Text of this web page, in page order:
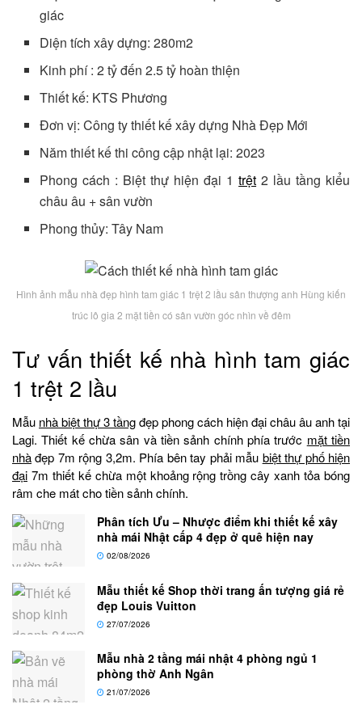
giác
Diện tích xây dựng: 280m2
Kinh phí : 2 tỷ đến 2.5 tỷ hoàn thiện
Thiết kế: KTS Phương
Đơn vị: Công ty thiết kế xây dựng Nhà Đẹp Mới
Năm thiết kế thi công cập nhật lại: 2023
Phong cách : Biệt thự hiện đại 1trệt 2 lầu tầng kiểu
châu âu + sân vườn
Phong thủy: Tây Nam
Hình ảnh mẫu nhà đẹp hình tam giác 1 trệt 2 lầu sân thượng anh Hùng kiến
trúc lô gia 2 mặt tiền có sân vườn góc nhìn về đêm
Tư vấn thiết kế nhà hình tam giác
1 trệt 2 lầu
Mẫu nhà biệt thự 3 tầngđẹp phong cách hiện đại châu âu anh tại
Lagi. Thiết kế chừa sân và tiền sảnh chính phía trước mặt tiền
nhàđẹp 7m rộng 3,2m. Phía bên tay phải mẫu biệt thự phố hiện
đại 7m thiết kế chừa một khoảng rộng trồng cây xanh tỏa bóng
râm che mát cho tiền sảnh chính.
Phân tích Ưu – Nhược điểm khi thiết kế xây
nhà mái Nhật cấp 4 đẹp ở quê hiện nay
02/08/2026
Mẫu thiết kế Shop thời trang ấn tượng giá rẻ
đẹp Louis Vuitton
27/07/2026
Mẫu nhà 2 tầng mái nhật 4 phòng ngủ 1
phòng thờ Anh Ngân
21/07/2026